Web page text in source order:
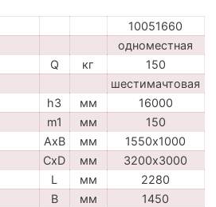
10051660
одноместная
Q кг
150
шестимачтовая
h3 мм
16000
m1 мм
150
AxB мм
1550х1000
CxD мм
3200х3000
L мм
2280
B мм
1450